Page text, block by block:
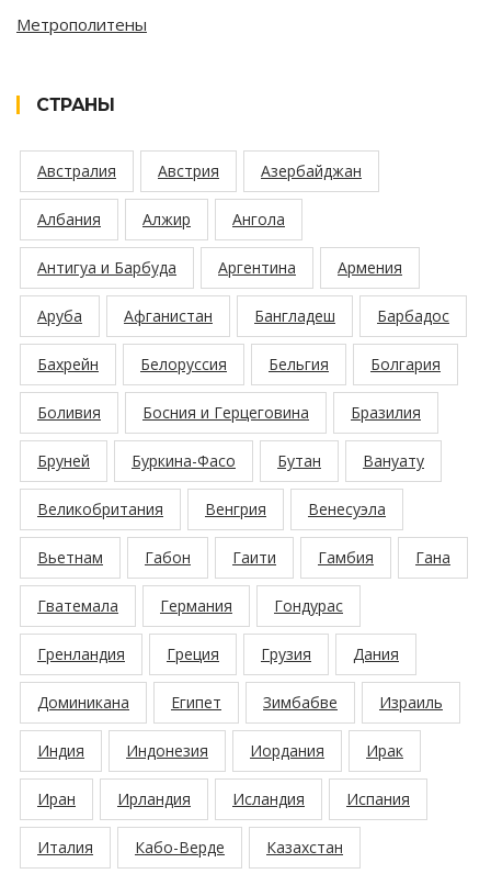
Метрополитены
СТРАНЫ
Австралия Австрия Азербайджан
Албания Алжир Ангола
Антигуа и Барбуда Аргентина Армения
Аруба Афганистан Бангладеш Барбадос
Бахрейн Белоруссия Бельгия Болгария
Боливия Босния и Герцеговина Бразилия
Бруней Буркина-Фасо Бутан Вануату
Великобритания Венгрия Венесуэла
Вьетнам Габон Гаити Гамбия Гана
Гватемала Германия Гондурас
Гренландия Греция Грузия Дания
Доминикана Египет Зимбабве Израиль
Индия Индонезия Иордания Ирак
Иран Ирландия Исландия Испания
Италия Кабо-Верде Казахстан